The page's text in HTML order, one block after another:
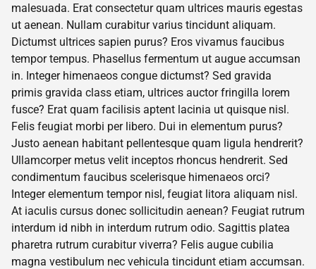
malesuada. Erat consectetur quam ultrices mauris egestas
ut aenean. Nullam curabitur varius tincidunt aliquam.
Dictumst ultrices sapien purus? Eros vivamus faucibus
tempor tempus. Phasellus fermentum ut augue accumsan
in. Integer himenaeos congue dictumst? Sed gravida
primis gravida class etiam, ultrices auctor fringilla lorem
fusce? Erat quam facilisis aptent lacinia ut quisque nisl.
Felis feugiat morbi per libero. Dui in elementum purus?
Justo aenean habitant pellentesque quam ligula hendrerit?
Ullamcorper metus velit inceptos rhoncus hendrerit. Sed
condimentum faucibus scelerisque himenaeos orci?
Integer elementum tempor nisl, feugiat litora aliquam nisl.
At iaculis cursus donec sollicitudin aenean? Feugiat rutrum
interdum id nibh in interdum rutrum odio. Sagittis platea
pharetra rutrum curabitur viverra? Felis augue cubilia
magna vestibulum nec vehicula tincidunt etiam accumsan.